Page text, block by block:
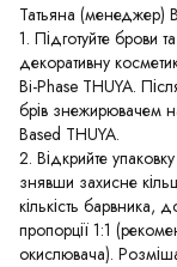
Татьяна (менеджер)
1. Підготуйте брови
декоративну
Bi-Phase THUYA.
брів знежирювачем
Based THUYA.
2. Відкрийте
знявши захисне
кількість барвника,
пропорції 1:1
окислювача).